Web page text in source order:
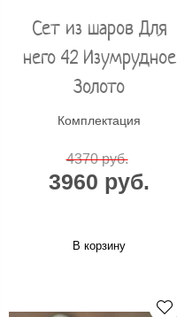
Сет из шаров Для
него 42 Изумрудное
Золото
Комплектация
4370 руб.
3960 руб.
В корзину